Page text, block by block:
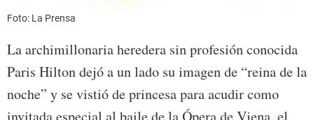
Foto: La Prensa
La archimillonaria heredera sin profesión conocida
Paris Hilton dejó a un lado su imagen de “reina de la
noche” y se vistió de princesa para acudir como
invitada especial al baile de la Ópera de Viena, el